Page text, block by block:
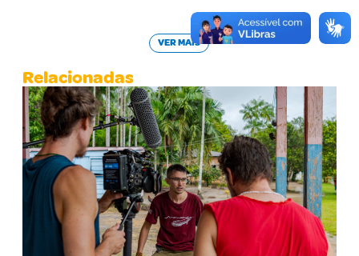
VER MAIS
Relacionadas